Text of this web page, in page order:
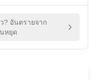
? อันตรายจาก
หยุด